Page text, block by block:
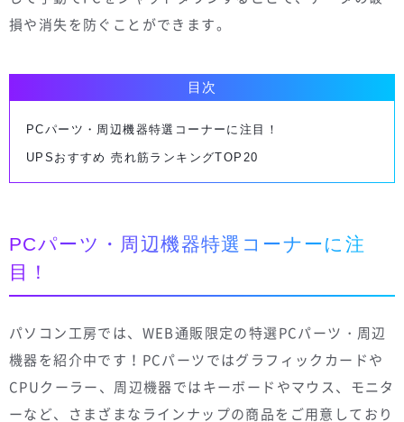
損や消失を防ぐことができます。
目次
PCパーツ・周辺機器特選コーナーに注目！
UPSおすすめ 売れ筋ランキングTOP20
PCパーツ・周辺機器特選コーナーに注
目！
パソコン工房では、WEB通販限定の特選PCパーツ・周辺
機器を紹介中です！PCパーツではグラフィックカードや
CPUクーラー、周辺機器ではキーボードやマウス、モニタ
ーなど、さまざまなラインナップの商品をご用意しており